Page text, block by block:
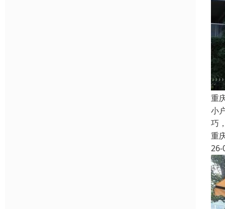
重
小
巧
重
26-